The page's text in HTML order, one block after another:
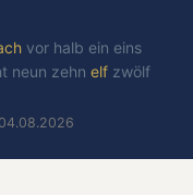
vor halb ein eins
neun zehn elf zwölf